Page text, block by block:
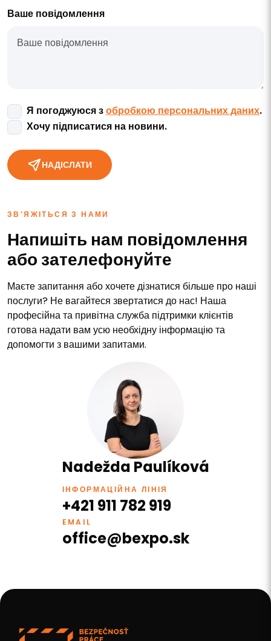
Ваше повідомлення
Я погоджуюся зобробкою персональних даних.
Хочу підписатися на новини.
НАДІСЛАТИ
ЗВ’ЯЖІТЬСЯ З НАМИ
Напишіть нам повідомлення
або зателефонуйте
Маєте запитання або хочете дізнатися більше про наші
послуги? Не вагайтеся звертатися до нас! Наша
професійна та привітна служба підтримки клієнтів
готова надати вам усю необхідну інформацію та
допомогти з вашими запитами.
Nadežda Paulíková
ІНФОРМАЦІЙНА ЛІНІЯ
+421 911 782 919
EMAIL
office@bexpo.sk